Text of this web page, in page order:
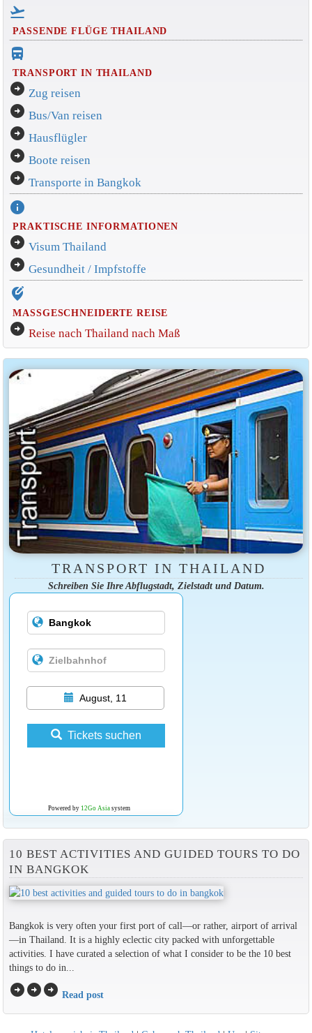
flight_takeoff
PASSENDE FLÜGE THAILAND
directions_bus_filled
TRANSPORT IN THAILAND
arrow_circle_right Zug reisen
arrow_circle_right Bus/Van reisen
arrow_circle_right Hausflügler
arrow_circle_right Boote reisen
arrow_circle_right Transporte in Bangkok
info
PRAKTISCHE INFORMATIONEN
arrow_circle_right Visum Thailand
arrow_circle_right Gesundheit / Impfstoffe
edit_location_alt
MASSGESCHNEIDERTE REISE
arrow_circle_right Reise nach Thailand nach Maß
TRANSPORT IN THAILAND
Schreiben Sie Ihre Abflugstadt, Zielstadt und Datum.
August, 11
Tickets suchen
Powered by 12Go Asiasystem
10 BEST ACTIVITIES AND GUIDED TOURS TO DO
IN BANGKOK
Bangkok is very often your first port of call—or rather, airport of arrival
—in Thailand. It is a highly eclectic city packed with unforgettable
activities. I have curated a selection of what I consider to be the 10 best
things to do in...
arrow_circle_rightarrow_circle_rightarrow_circle_right Read post